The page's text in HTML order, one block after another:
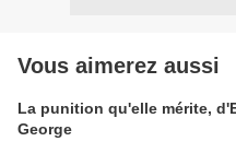
Vous aimerez aussi
La punition qu'elle mérite,
George